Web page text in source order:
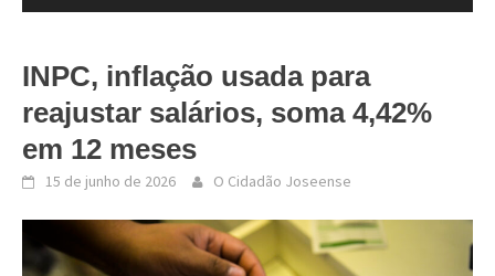
INPC, inflação usada para
reajustar salários, soma 4,42%
em 12 meses
15 de junho de 2026 O Cidadão Joseense